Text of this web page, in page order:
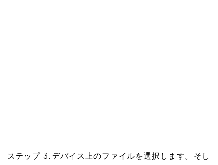
ステップ 3. デバイス上のファイルを選択します。そし